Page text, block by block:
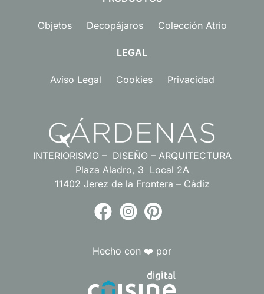
Objetos Decopájaros Colección Atrio
LEGAL
Aviso Legal Cookies Privacidad
INTERIORISMO – DISEÑO – ARQUITECTURA
Plaza Aladro, 3 Local 2A
11402 Jerez de la Frontera – Cádiz
Hecho con ❤️ por